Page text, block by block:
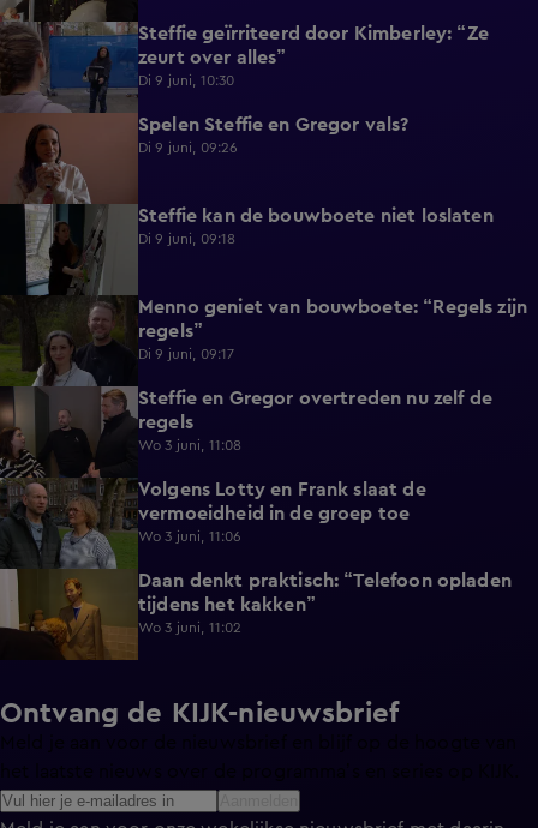
1:09
Steffie geïrriteerd door Kimberley: “Ze
zeurt over alles”
Di 9 juni, 10:30
0:48 Spelen Steffie en Gregor vals?
Di 9 juni, 09:26
0:55 Steffie kan de bouwboete niet loslaten
Di 9 juni, 09:18
Menno geniet van bouwboete: “Regels zijn
regels”
Di 9 juni, 09:17
1:13
Steffie en Gregor overtreden nu zelf de
regels
Wo 3 juni, 11:08
0:40
Volgens Lotty en Frank slaat de
vermoeidheid in de groep toe
Wo 3 juni, 11:06
0:49
Daan denkt praktisch: “Telefoon opladen
tijdens het kakken”
Wo 3 juni, 11:02
Ontvang de KIJK-nieuwsbrief